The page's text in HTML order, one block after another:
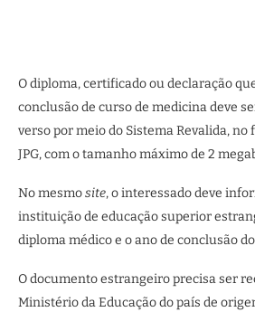
O diploma, certificado ou declaração
conclusão de curso de medicina deve
verso por meio do Sistema Revalida, no
JPG, com o tamanho máximo de 2
No mesmosite, o interessado deve
instituição de educação superior
diploma médico e o ano de conclusão
O documento estrangeiro precisa ser
Ministério da Educação do país de